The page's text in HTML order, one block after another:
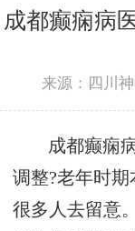
成都癫痫病
来源：四川
成都癫痫
调整?老年时
很多人去留意